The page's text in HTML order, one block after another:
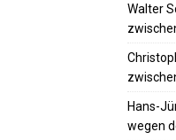
Walter
Hans-
wegen